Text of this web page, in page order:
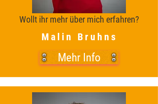
Wollt ihr mehr über mich erfahren?
Malin Bruhns
Mehr Info